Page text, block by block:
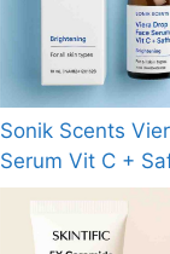
Sonik Scents
Serum Vit C +